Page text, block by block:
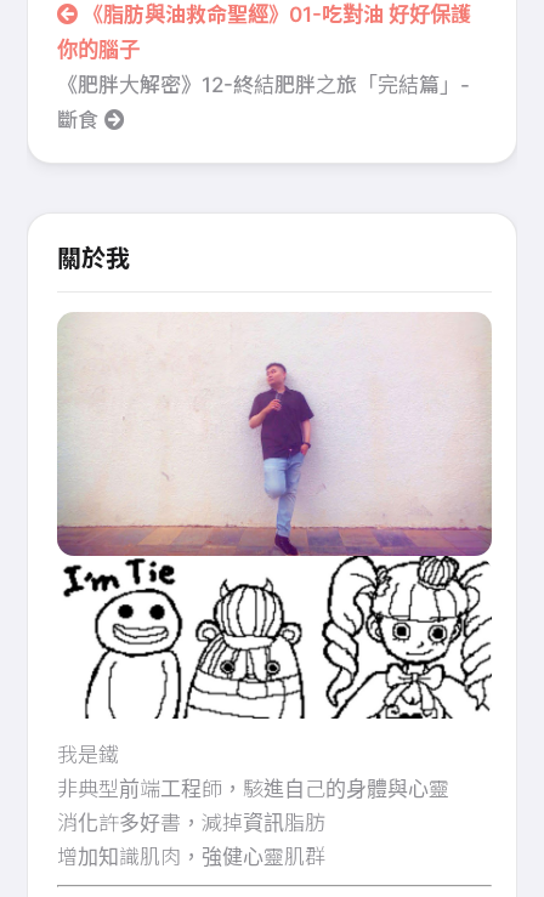
《脂肪與油救命聖經》01-吃對油 好好保護
你的腦子
《肥胖大解密》12-終結肥胖之旅「完結篇」-
斷食
關於我
我是鐵
非典型前端工程師，駭進自己的身體與心靈
消化許多好書，減掉資訊脂肪
增加知識肌肉，強健心靈肌群